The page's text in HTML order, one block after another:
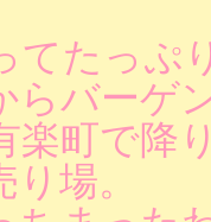
てたっぷ
らバーゲ
楽町で降
場。